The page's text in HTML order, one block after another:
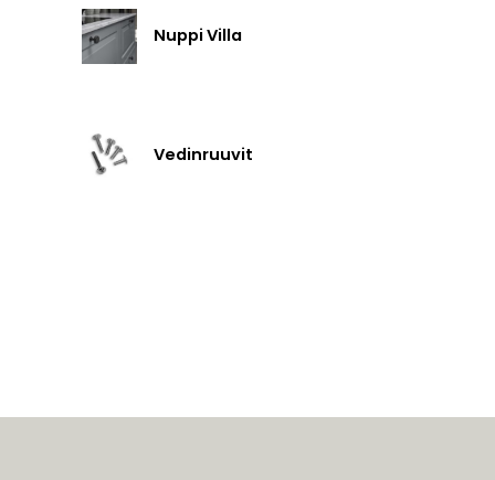
Nuppi Villa
Vedinruuvit